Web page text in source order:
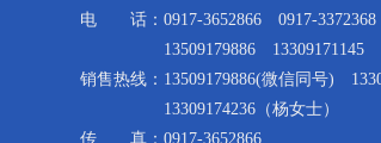
电 话：0917-3652866 0917-3372368
13509179886 13309171145
销售热线：13509179886(微信同号)
13309174236（杨女士）
传 真：0917-3652866